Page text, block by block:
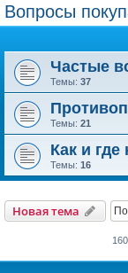
Вопросы
Частые
Темы: 37
Темы: 21
Как и где
Темы: 16
Новая тема